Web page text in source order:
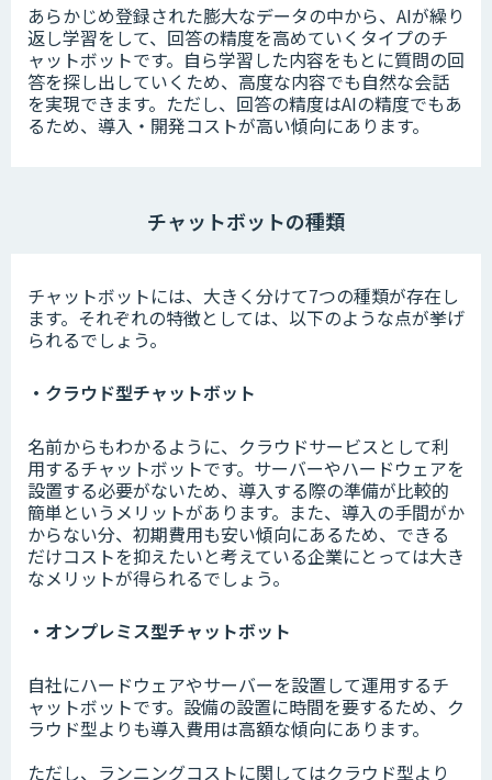
あらかじめ登録された膨大なデータの中から、AIが繰り
返し学習をして、回答の精度を高めていくタイプのチ
ャットボットです。自ら学習した内容をもとに質問の回
答を探し出していくため、高度な内容でも自然な会話
を実現できます。ただし、回答の精度はAIの精度でもあ
るため、導入・開発コストが高い傾向にあります。
チャットボットの種類
チャットボットには、大きく分けて7つの種類が存在し
ます。それぞれの特徴としては、以下のような点が挙げ
られるでしょう。
・クラウド型チャットボット
名前からもわかるように、クラウドサービスとして利
用するチャットボットです。サーバーやハードウェアを
設置する必要がないため、導入する際の準備が比較的
簡単というメリットがあります。また、導入の手間がか
からない分、初期費用も安い傾向にあるため、できる
だけコストを抑えたいと考えている企業にとっては大き
なメリットが得られるでしょう。
・オンプレミス型チャットボット
自社にハードウェアやサーバーを設置して運用するチ
ャットボットです。設備の設置に時間を要するため、ク
ラウド型よりも導入費用は高額な傾向にあります。
ただし、ランニングコストに関してはクラウド型より